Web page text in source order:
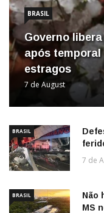
BRASIL
Governo
após
estragos
7 de August
BRASIL
7 de
BRASIL
Não
MS